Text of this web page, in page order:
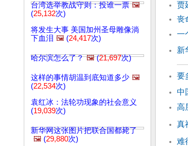
台湾选举教战守则：投谁一票 🖼️
(25,132次)
将发生大事 美国加州圣母雕像淌
下血泪 🖼️ (24,417次)
哈尔滨怎么了？ 🖼️(21,697次)
这样的事情胡温到底知道多少 🖼️
(22,534次)
袁红冰：法轮功现象的社会意义
(19,039次)
新华网这张图片把联合国都毙了
🖼️ (29,880次)
贾
丧
一
新
要
中
高
真
难